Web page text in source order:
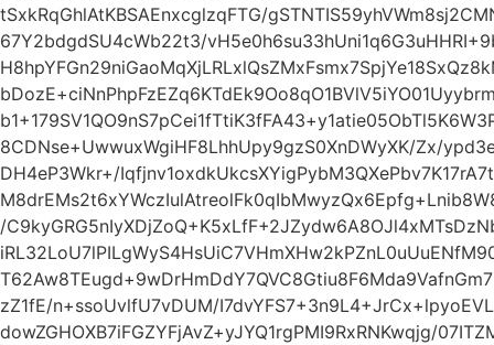
tSxkRqGhlAtKBSAEnxcglzqFTG/
67Y2bdgdSU4cWb22t3/
8CDNse+UwwuxWgiHF8LhhUpy9gzS0XnDWyXK/Zx/
DH4eP3Wkr+/
/
zZ1fE/n+ssoUvlfU7vDUM/
dowZGHOXB7iFGZYFjAvZ+yJYQ1rgPMI9RxRNKwqjg/